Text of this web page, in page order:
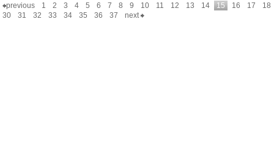
previous 1 2 3 4 5 6 7 8 9 10 11 12 13 14 15 16 17
18
30
31 32 33 34 35 36 37 next